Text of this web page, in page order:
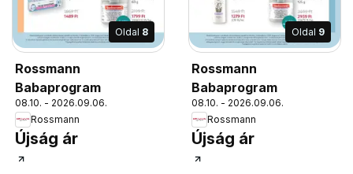
Oldal 8
Rossmann
Babaprogram
08.10. - 2026.09.06.
Rossmann
Újság ár
Oldal 9
Rossmann
Babaprogram
08.10. - 2026.09.06.
Rossmann
Újság ár